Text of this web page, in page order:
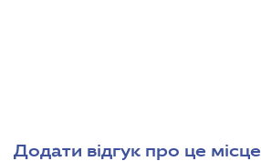
Додати відгук про це місце